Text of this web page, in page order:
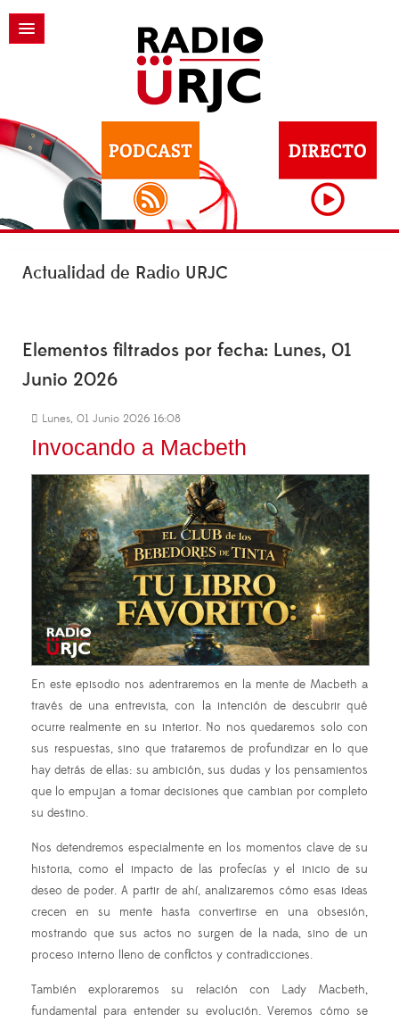
Actualidad de Radio URJC
Elementos filtrados por fecha: Lunes, 01
Junio 2026
Lunes, 01 Junio 2026 16:08
Invocando a Macbeth
En este episodio nos adentraremos en la mente de Macbeth a
través de una entrevista, con la intención de descubrir qué
ocurre realmente en su interior. No nos quedaremos solo con
sus respuestas, sino que trataremos de profundizar en lo que
hay detrás de ellas: su ambición, sus dudas y los pensamientos
que lo empujan a tomar decisiones que cambian por completo
su destino.
Nos detendremos especialmente en los momentos clave de su
historia, como el impacto de las profecías y el inicio de su
deseo de poder. A partir de ahí, analizaremos cómo esas ideas
crecen en su mente hasta convertirse en una obsesión,
mostrando que sus actos no surgen de la nada, sino de un
proceso interno lleno de conflictos y contradicciones.
También exploraremos su relación con Lady Macbeth,
fundamental para entender su evolución. Veremos cómo se